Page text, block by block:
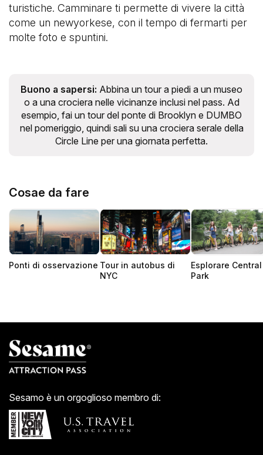
turistiche. Camminare ti permette di vivere la città
come un newyorkese, con il tempo di fermarti per
molte foto e spuntini.
Buono a sapersi: Abbina un tour a piedi a un museo
o a una crociera nelle vicinanze inclusi nel pass. Ad
esempio, fai un tour del ponte di Brooklyn e DUMBO
nel pomeriggio, quindi sali su una crociera serale della
Circle Line per una giornata perfetta.
Cosae da fare
Ponti di osservazione Tour in autobus di
NYC
Esplorare Central
Park
Sesamo è un orgoglioso membro di: